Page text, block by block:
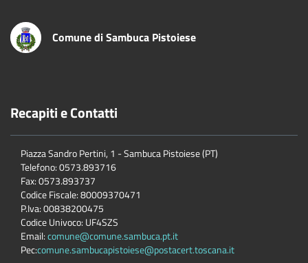
Comune di Sambuca Pistoiese
Recapiti e Contatti
Piazza Sandro Pertini, 1 - Sambuca Pistoiese (PT)
Telefono: 0573.893716
Fax: 0573.893737
Codice Fiscale: 80009370471
P.Iva: 00838200475
Codice Univoco: UF4SZS
Email:comune@comune.sambuca.pt.it
Pec:comune.sambucapistoiese@postacert.toscana.it